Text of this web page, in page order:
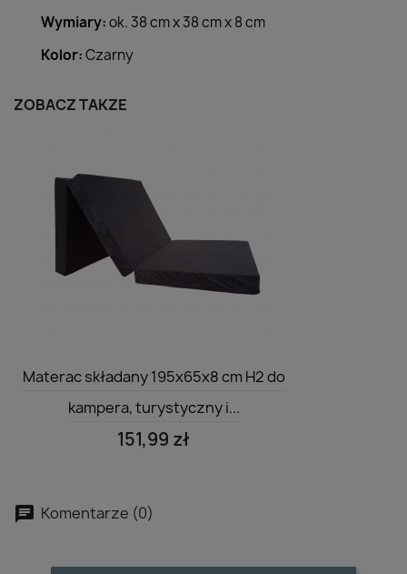
Wymiary:ok. 38 cm x 38 cm x 8 cm
Kolor:Czarny
ZOBACZ TAKŻE
 Szybki podgląd
Materac składany 195x65x8 cm H2 do
kampera, turystyczny i...
151,99 zł
Komentarze (0)